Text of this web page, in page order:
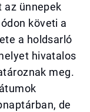
az ünnepek
követi a
a holdsarló
hivatalos
meg.
de